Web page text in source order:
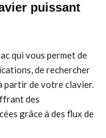
puissant
qui vous permet de
de rechercher
partir de votre clavier.
des
grâce à des flux de